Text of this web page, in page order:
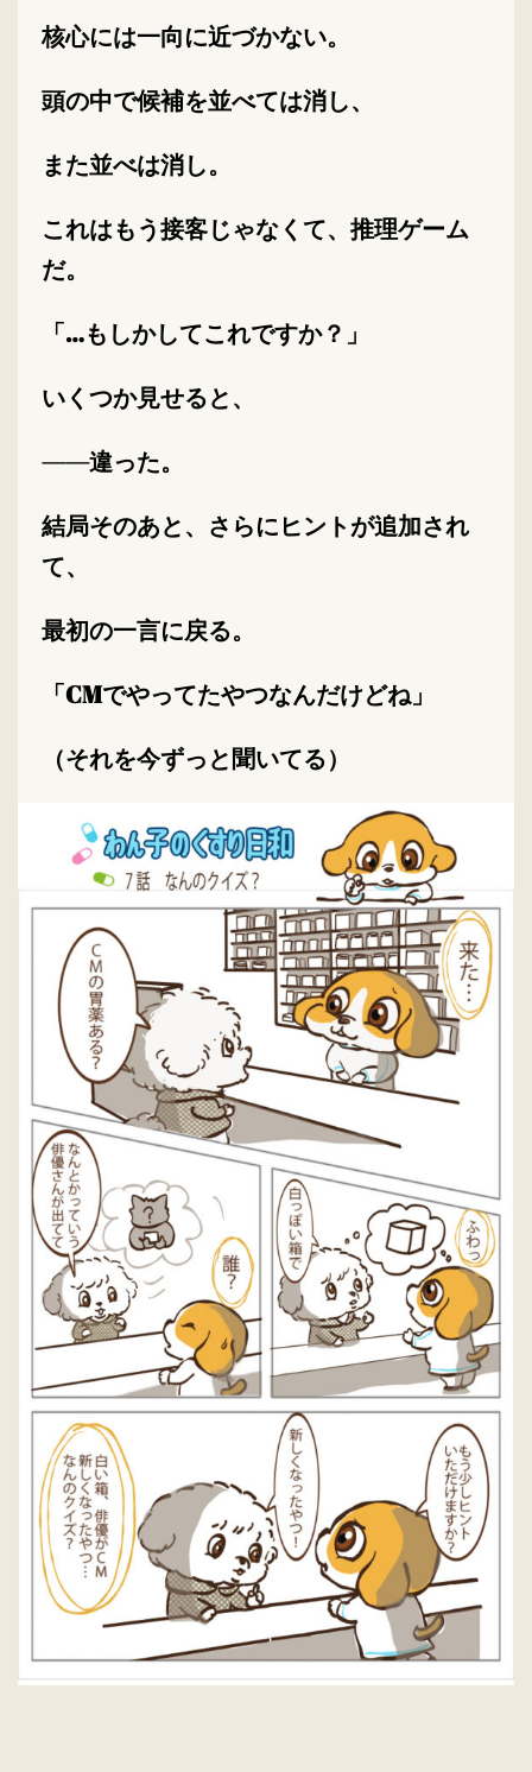
核心には一向に近づかない。
頭の中で候補を並べては消し、
また並べは消し。
これはもう接客じゃなくて、推理ゲーム
だ。
「…もしかしてこれですか？」
いくつか見せると、
——違った。
結局そのあと、さらにヒントが追加され
て、
最初の一言に戻る。
「CMでやってたやつなんだけどね」
（それを今ずっと聞いてる）